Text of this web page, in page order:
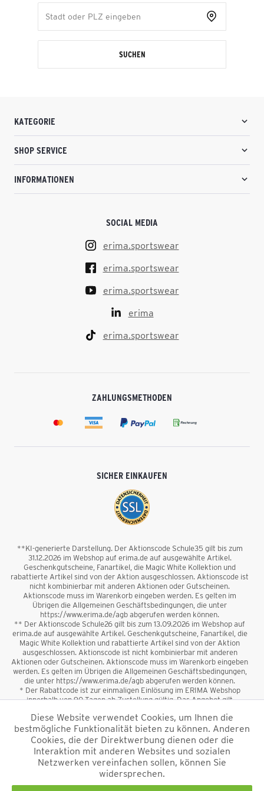
SUCHEN
KATEGORIE
SHOP SERVICE
INFORMATIONEN
SOCIAL MEDIA
erima.sportswear
erima.sportswear
erima.sportswear
erima
erima.sportswear
ZAHLUNGSMETHODEN
SICHER EINKAUFEN
**KI-generierte Darstellung. Der Aktionscode Schule35 gilt bis zum
31.12.2026 im Webshop auf erima.de auf ausgewählte Artikel.
Geschenkgutscheine, Fanartikel, die Magic White Kollektion und
rabattierte Artikel sind von der Aktion ausgeschlossen. Aktionscode ist
nicht kombinierbar mit anderen Aktionen oder Gutscheinen.
Aktionscode muss im Warenkorb eingeben werden. Es gelten im
Übrigen die Allgemeinen Geschäftsbedingungen, die unter
https://www.erima.de/agb abgerufen werden können.
** Der Aktionscode Schule26 gilt bis zum 13.09.2026 im Webshop auf
erima.de auf ausgewählte Artikel. Geschenkgutscheine, Fanartikel, die
Magic White Kollektion und rabattierte Artikel sind von der Aktion
ausgeschlossen. Aktionscode ist nicht kombinierbar mit anderen
Aktionen oder Gutscheinen. Aktionscode muss im Warenkorb eingeben
werden. Es gelten im Übrigen die Allgemeinen Geschäftsbedingungen,
die unter https://www.erima.de/agb abgerufen werden können.
* Der Rabattcode ist zur einmaligen Einlösung im ERIMA Webshop
innerhalb von 90 Tagen ab Zustellung gültig. Das Angebot gilt
sowie Geschenkgutscheine sind vom Rabatt ausgeschlossen. Der
Rabattcode ist nicht mit anderen Aktionen oder Gutscheinen
kombinierbar. Der Mindestbestellwert beträgt 50 €
*Alle Preise verstehen sich inkl. Mehrwertsteuer und zzgl.
und ggf. Nachnahmegebühren, wenn nicht anders
beschrieben.
Diese Website verwendet Cookies, um Ihnen die
bestmögliche Funktionalität bieten zu können. Anderen
Cookies, die der Direktwerbung dienen oder die
Interaktion mit anderen Websites und sozialen
Netzwerken vereinfachen sollen, können Sie
widersprechen.